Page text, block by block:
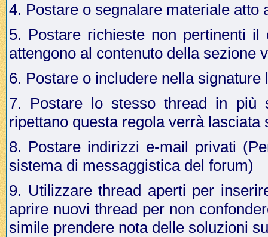
4. Postare o segnalare materiale
5. Postare richieste non pertinenti
attengono al contenuto della sezione
6. Postare o includere nella
7. Postare lo stesso thread in più
ripettano questa regola verrà lasciata
8. Postare indirizzi e-mail privati
sistema di messaggistica del forum)
9. Utilizzare thread aperti per
aprire nuovi thread per non
simile prendere nota delle soluzioni